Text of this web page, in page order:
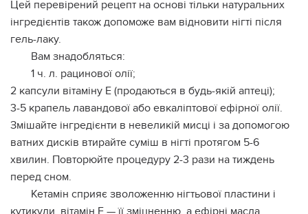
Цей перевірений рецепт на основі тільки натуральних
інгредієнтів також допоможе вам відновити нігті після
гель-лаку.
Вам знадобляться:
1 ч. л. рацинової олії;
2 капсули вітаміну Е (продаються в будь-якій аптеці);
3-5 крапель лавандової або евкаліптової ефірної олії.
Змішайте інгредієнти в невеликій мисці і за допомогою
ватних дисків втирайте суміш в нігті протягом 5-6
хвилин. Повторюйте процедуру 2-3 рази на тиждень
перед сном.
Кетамін сприяє зволоженню нігтьової пластини і
кутикули, вітамін Е — її зміцненню, а ефірні масла